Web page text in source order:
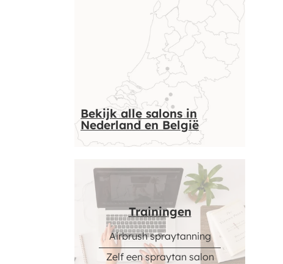
Bekijk alle salons in
Nederland en België
Trainingen
Airbrush spraytanning
Zelf een spraytan salon